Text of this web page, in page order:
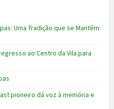
Uma Tradição que se Mantém
ao Centro da Vila para
pioneiro dá voz à memória e